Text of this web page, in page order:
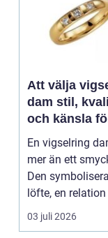
Att välja
dam stil, kvalitet
och känsla
En vigselring
mer än ett
Den
löfte, en relation
en gemensam
03 juli 2026